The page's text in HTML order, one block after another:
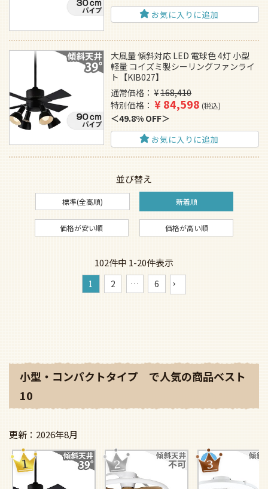
お気に入りに追加
大風量 傾斜対応 LED 電球色 4灯 小型
軽量 コイズミ製シーリングファンライ
ト【KIB027】
通常価格
¥168,410
特別価格
¥84,598 税込
49.8% OFF
お気に入りに追加
並び替え
標準(全高順) 新着順
価格が安い順 価格が高い順
102件中 1-20件表示
1 2 … 6
小型・コンパクトタイプ で人気の商品ベスト
10
2026年8月